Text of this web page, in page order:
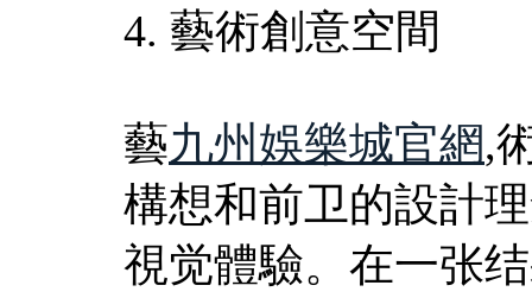
4. 藝術創意空間
藝九州娛樂城官網,
構想和前卫的設計
視觉體驗。在一张